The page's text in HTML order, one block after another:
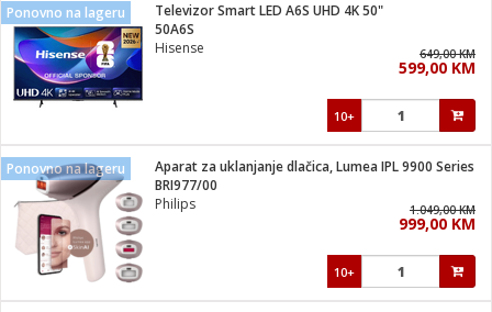
Ponovno na lageru
Televizor Smart LED A6S UHD 4K 50"
50A6S
Hisense
649,00 KM
599,00 KM
10+
Ponovno na lageru
Aparat za uklanjanje dlačica, Lumea IPL 9900 Series
BRI977/00
Philips
1.049,00 KM
999,00 KM
10+